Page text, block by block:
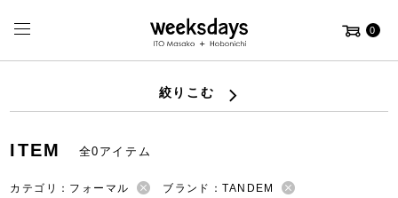
0
絞りこむ
ITEM 全0アイテム
カテゴリ：フォーマル
ブランド：TANDEM